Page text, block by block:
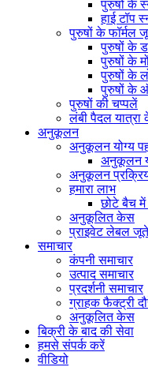
पुरुषों के
हाई टॉप
पुरुषों के फॉर्मल
पुरुषों के
पुरुषों के
पुरुषों के
पुरुषों के
पुरुषों की चप्पलें
लंबी पैदल
अनुकूलन
अनुकूलन योग्य
अनुकूलन
अनुकूलन
हमारा लाभ
छोटे बैच
अनुकूलित केस
प्राइवेट लेबल जूते
समाचार
कंपनी समाचार
उत्पाद समाचार
प्रदर्शनी समाचार
ग्राहक फैक्ट्री
अनुकूलित केस
बिक्री के बाद की सेवा
हमसे संपर्क करें
वीडियो